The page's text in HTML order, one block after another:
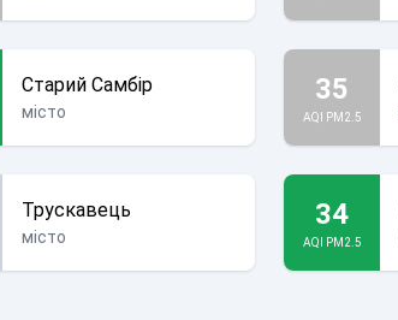
Старий Самбір
місто
35
AQI PM2.5
Трускавець
місто
34
AQI PM2.5